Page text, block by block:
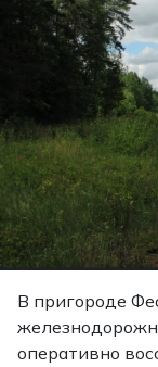
В пригороде
оперативно